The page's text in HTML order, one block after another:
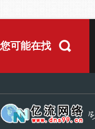
您可能在找